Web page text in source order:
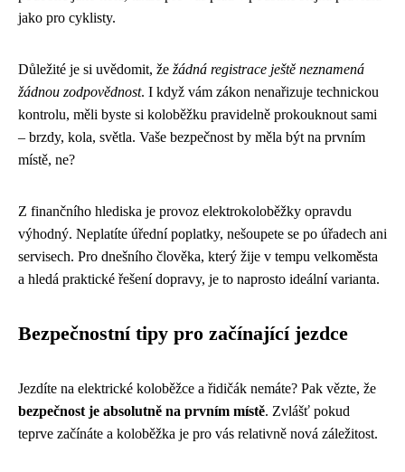
jako pro cyklisty.
Důležité je si uvědomit, že žádná registrace ještě neznamená
žádnou zodpovědnost. I když vám zákon nenařizuje technickou
kontrolu, měli byste si koloběžku pravidelně prokouknout sami
– brzdy, kola, světla. Vaše bezpečnost by měla být na prvním
místě, ne?
Z finančního hlediska je provoz elektrokoloběžky opravdu
výhodný. Neplatíte úřední poplatky, nešoupete se po úřadech ani
servisech. Pro dnešního člověka, který žije v tempu velkoměsta
a hledá praktické řešení dopravy, je to naprosto ideální varianta.
Bezpečnostní tipy pro začínající jezdce
Jezdíte na elektrické koloběžce a řidičák nemáte? Pak vězte, že
bezpečnost je absolutně na prvním místě. Zvlášť pokud
teprve začínáte a koloběžka je pro vás relativně nová záležitost.